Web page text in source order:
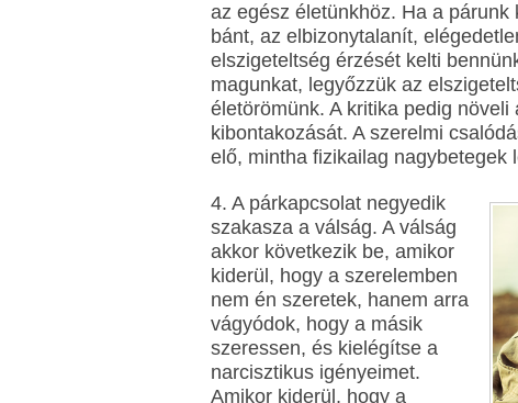
az egész életünkhöz. Ha a
bánt, az elbizonytalanít,
elszigeteltség érzését kelti
magunkat, legyőzzük az
életörömünk. A kritika pedig
kibontakozását. A szerelmi
elő, mintha fizikailag nagybetegek
4. A párkapcsolat negyedik
szakasza a válság. A válság
akkor következik be, amikor
kiderül, hogy a szerelemben
nem én szeretek, hanem arra
vágyódok, hogy a másik
szeressen, és kielégítse a
narcisztikus igényeimet.
Amikor kiderül, hogy a